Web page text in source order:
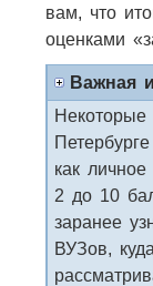
вам, что
оценками
Важная
как
2 до 10
заранее
ВУЗов,